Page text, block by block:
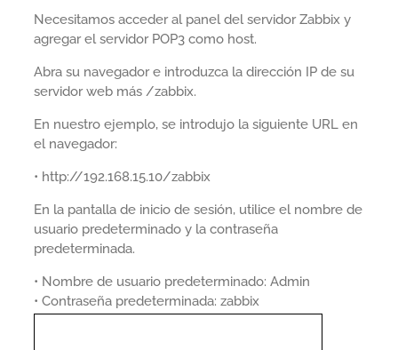
Necesitamos acceder al panel del servidor Zabbix y
agregar el servidor POP3 como host.
Abra su navegador e introduzca la dirección IP de su
servidor web más /zabbix.
En nuestro ejemplo, se introdujo la siguiente URL en
el navegador:
• http://192.168.15.10/zabbix
En la pantalla de inicio de sesión, utilice el nombre de
usuario predeterminado y la contraseña
predeterminada.
• Nombre de usuario predeterminado: Admin
• Contraseña predeterminada: zabbix